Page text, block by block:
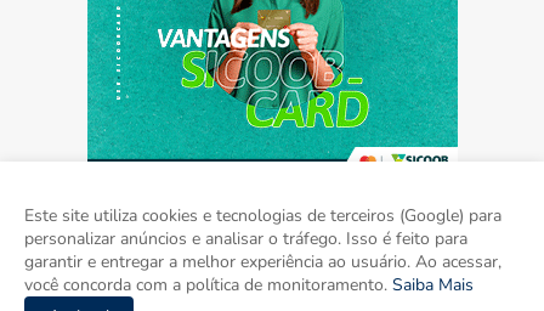
Home Sobre Contato Mídia Kit
Este site utiliza cookies e tecnologias de terceiros (Google) para
personalizar anúncios e analisar o tráfego. Isso é feito para
garantir e entregar a melhor experiência ao usuário. Ao acessar,
você concorda com a política de monitoramento. Saiba Mais